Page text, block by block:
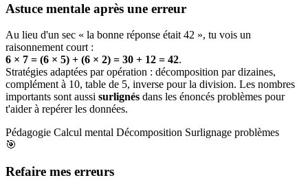
Astuce mentale après une erreur
Au lieu d'un sec « la bonne réponse était 42 », tu vois un
raisonnement court :
6 × 7 = (6 × 5) + (6 × 2) = 30 + 12 = 42.
Stratégies adaptées par opération : décomposition par dizaines,
complément à 10, table de 5, inverse pour la division. Les nombres
importants sont aussi surlignés dans les énoncés problèmes pour
t'aider à repérer les données.
Pédagogie Calcul mental Décomposition Surlignage problèmes
🎯
Refaire mes erreurs